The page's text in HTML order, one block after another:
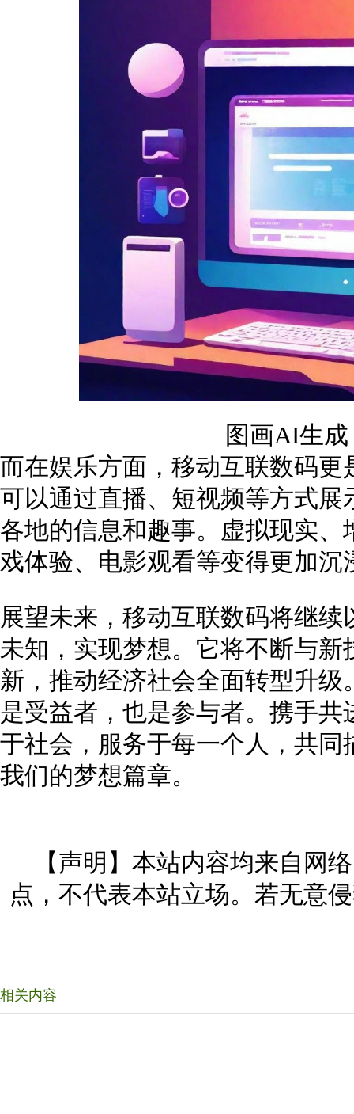
图画AI生
而在娱乐方面，移动互联数码
可以通过直播、短视频等方式
各地的信息和趣事。虚拟现实
戏体验、电影观看等变得更加沉
展望未来，移动互联数码将继
未知，实现梦想。它将不断与
新，推动经济社会全面转型升
是受益者，也是参与者。携手
于社会，服务于每一个人，共
我们的梦想篇章。
【声明】本站内容均来自网
点，不代表本站立场。若无意
相关内容